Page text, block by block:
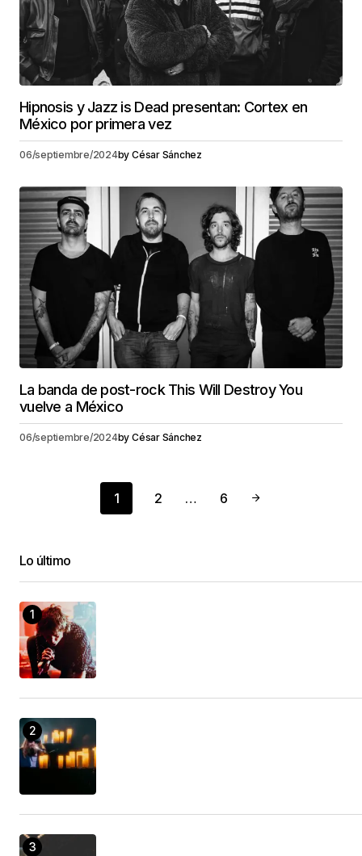
Hipnosis y Jazz is Dead presentan: Cortex en
México por primera vez
06/septiembre/2024by César Sánchez
La banda de post-rock This Will Destroy You
vuelve a México
06/septiembre/2024by César Sánchez
1 2 … 6
Lo último